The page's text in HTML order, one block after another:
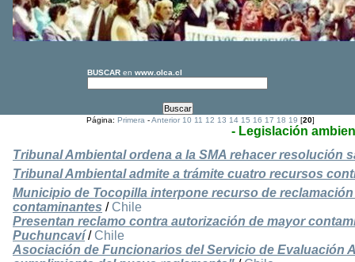
BUSCAR en www.olca.cl
Página:Primera -Anterior 10 11 12 13 14 15 16 17 18 19 [20]
- Legislación
Tribunal Ambiental ordena a la SMA rehacer resolución
Tribunal Ambiental admite a trámite cuatro recursos
Municipio de Tocopilla interpone recurso de
contaminantes / Chile
Presentan reclamo contra autorización de mayor
Puchuncaví/ Chile
Asociación de Funcionarios del Servicio de Evaluación